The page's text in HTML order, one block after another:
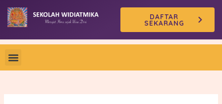
Skip
content
DAFTAR
SEKARANG